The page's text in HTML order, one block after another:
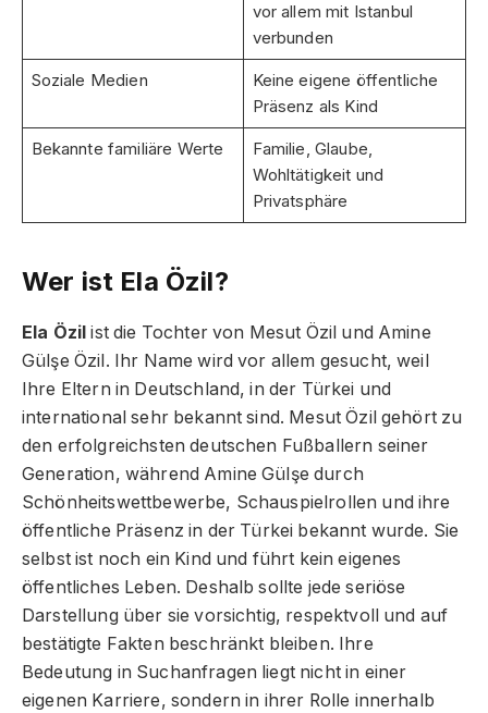
vor allem mit Istanbul
verbunden
Soziale Medien
Keine eigene öffentliche
Präsenz als Kind
Bekannte familiäre Werte
Familie, Glaube,
Wohltätigkeit und
Privatsphäre
Wer ist Ela Özil?
Ela Özil ist die Tochter von Mesut Özil und Amine
Gülşe Özil. Ihr Name wird vor allem gesucht, weil
Ihre Eltern in Deutschland, in der Türkei und
international sehr bekannt sind. Mesut Özil gehört zu
den erfolgreichsten deutschen Fußballern seiner
Generation, während Amine Gülşe durch
Schönheitswettbewerbe, Schauspielrollen und ihre
öffentliche Präsenz in der Türkei bekannt wurde. Sie
selbst ist noch ein Kind und führt kein eigenes
öffentliches Leben. Deshalb sollte jede seriöse
Darstellung über sie vorsichtig, respektvoll und auf
bestätigte Fakten beschränkt bleiben. Ihre
Bedeutung in Suchanfragen liegt nicht in einer
eigenen Karriere, sondern in ihrer Rolle innerhalb